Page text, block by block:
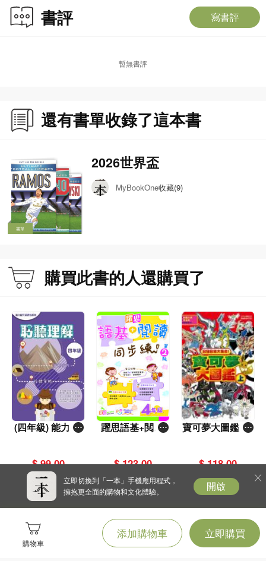
購物車
添加購物車 立即購買
書評 寫書評
暫無書評
還有書單收錄了這本書
書單
2026世界盃
MyBookOne收藏(9)
購買此書的人還購買了
(四年級) 能力提
$ 99.00
躍思語基+閲讀
$ 123.00
寶可夢大圖鑑 上
$ 118.00
立即切換到「一本」手機應用程式，
擁抱更全面的購物和文化體驗。
開啟